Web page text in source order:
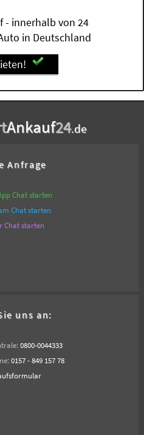
- innerhalb von 24
in Deutschland
Ankauf24.de
Anfrage
Chat starten
Chat starten
Chat starten
uns an:
0800-0044333
0157 - 849 157 78